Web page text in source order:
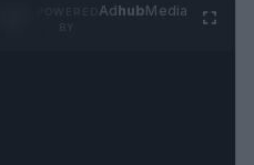
AdhubMedia